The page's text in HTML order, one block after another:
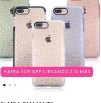
HASTA 20% OFF LLEVANDO 3 O MÁS